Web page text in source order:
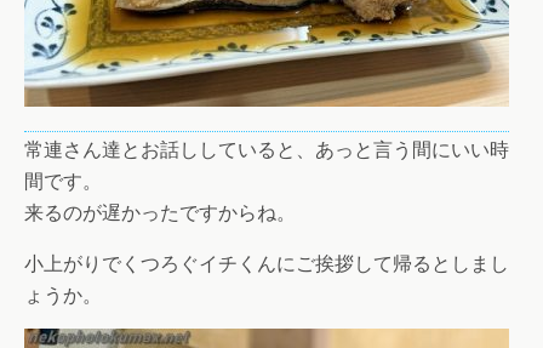
常連さん達とお話ししていると、あっと言う間にいい時
間です。
来るのが遅かったですからね。
小上がりでくつろぐイチくんにご挨拶して帰るとしまし
ょうか。